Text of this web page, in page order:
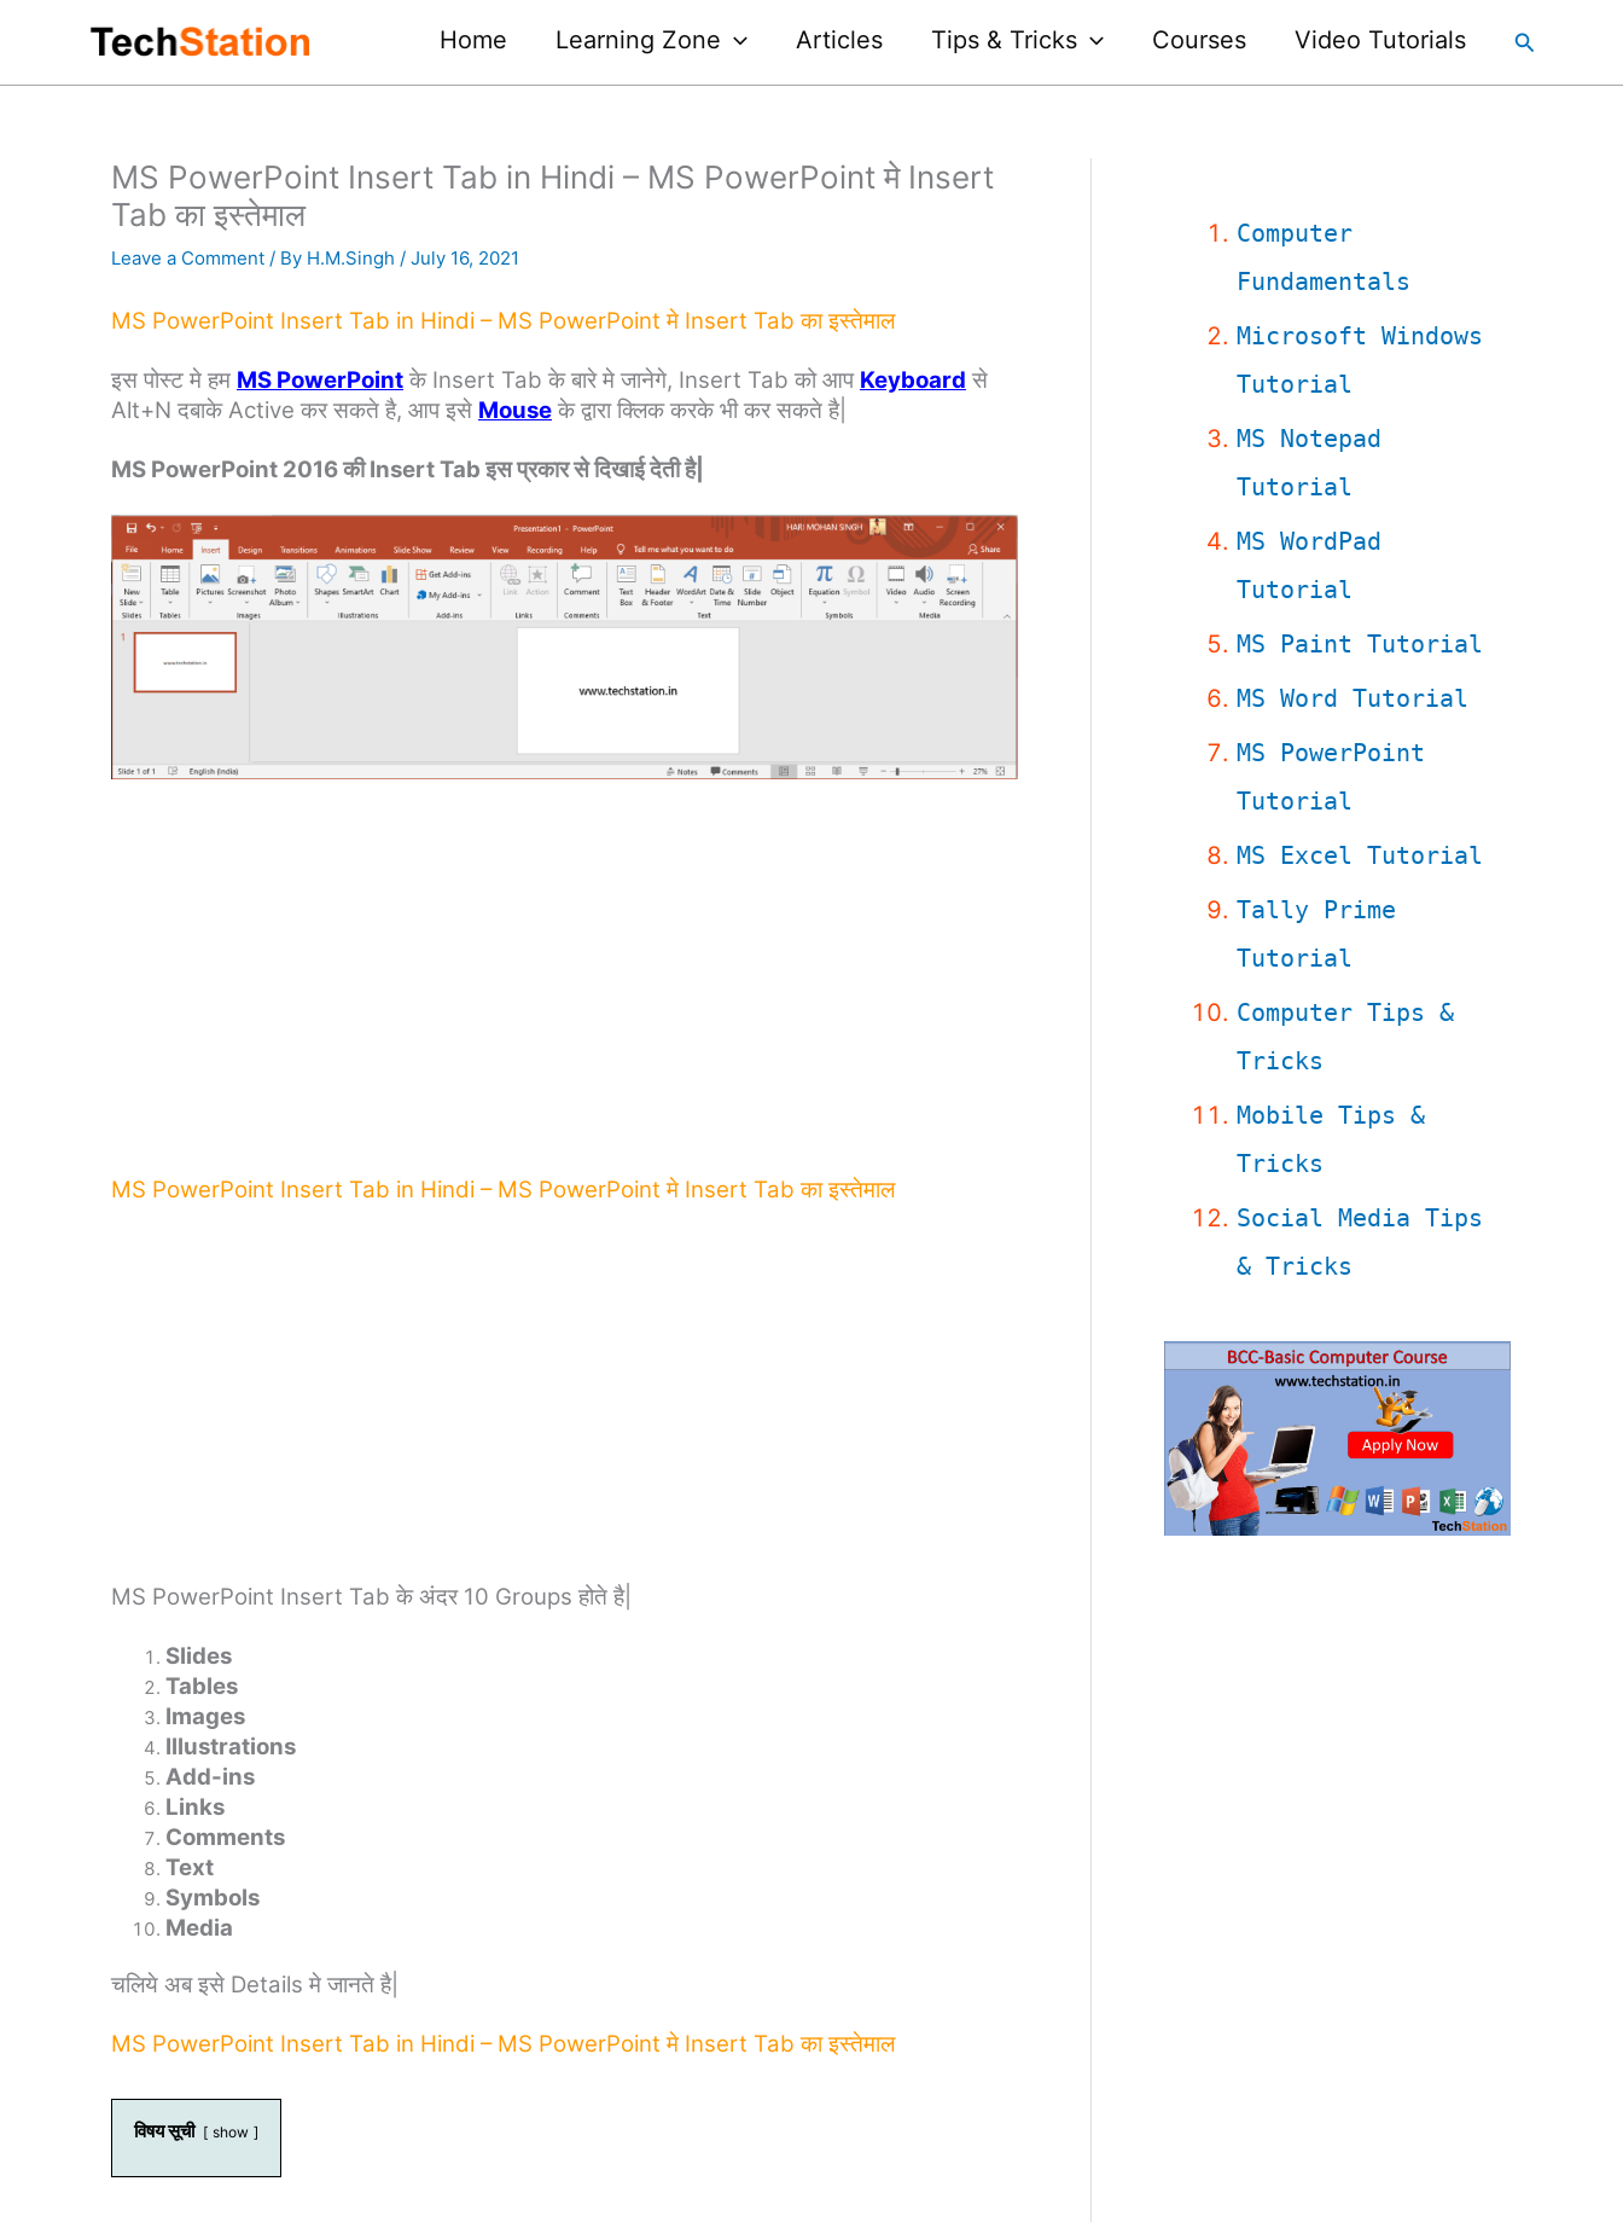
Home Learning Zone Articles Tips & Tricks Courses Video Tutorials Search
MS PowerPoint Insert Tab in Hindi – MS PowerPoint मे Insert
Tab का इस्तेमाल
Leave a Comment / By H.M.Singh / July 16, 2021
MS PowerPoint Insert Tab in Hindi – MS PowerPoint मे Insert Tab का इस्तेमाल
इस पोस्ट मे हम MS PowerPoint के Insert Tab के बारे मे जानेगे, Insert Tab को आप Keyboard से
Alt+N दबाके Active कर सकते है, आप इसे Mouse के द्वारा क्लिक करके भी कर सकते है|
MS PowerPoint 2016 की Insert Tab इस प्रकार से दिखाई देती है|
MS PowerPoint Insert Tab in Hindi – MS PowerPoint मे Insert Tab का इस्तेमाल
MS PowerPoint Insert Tab के अंदर 10 Groups होते है|
Slides
Tables
Images
Illustrations
Add-ins
Links
Comments
Text
Symbols
Media
चलिये अब इसे Details मे जानते है|
MS PowerPoint Insert Tab in Hindi – MS PowerPoint मे Insert Tab का इस्तेमाल
विषय सूची show
Computer
Fundamentals
Microsoft Windows
Tutorial
MS Notepad
Tutorial
MS WordPad
Tutorial
MS Paint Tutorial
MS Word Tutorial
MS PowerPoint
Tutorial
MS Excel Tutorial
Tally Prime
Tutorial
Computer Tips &
Tricks
Mobile Tips &
Tricks
Social Media Tips
& Tricks